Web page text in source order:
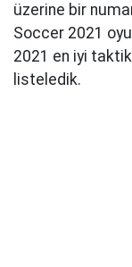
üzerine bir
Soccer 2021
2021 en iyi
listeledik.